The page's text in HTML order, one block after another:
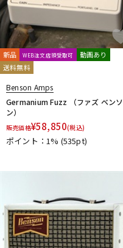
新品 WEB注文店頭受取可
動画あり
送料無料
Benson Amps
Germanium Fuzz （ファズ ベンソ
ン）
販売価格¥58,850(税込)
ポイント：1% (535pt)